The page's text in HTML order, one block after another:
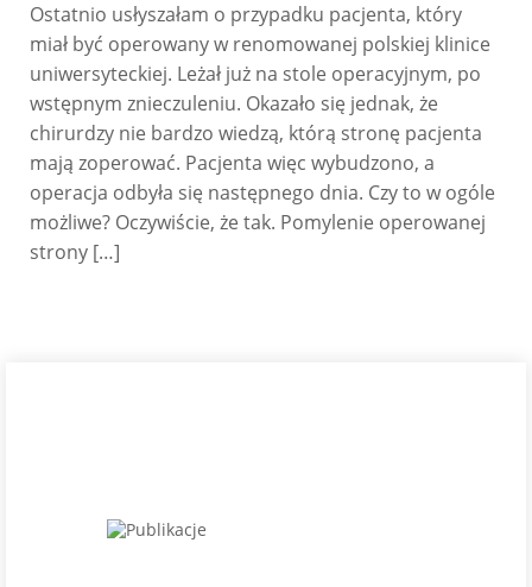
Ostatnio usłyszałam o przypadku pacjenta, który
miał być operowany w renomowanej polskiej klinice
uniwersyteckiej. Leżał już na stole operacyjnym, po
wstępnym znieczuleniu. Okazało się jednak, że
chirurdzy nie bardzo wiedzą, którą stronę pacjenta
mają zoperować. Pacjenta więc wybudzono, a
operacja odbyła się następnego dnia. Czy to w ogóle
możliwe? Oczywiście, że tak. Pomylenie operowanej
strony […]